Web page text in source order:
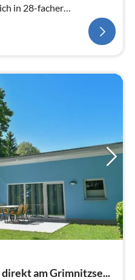
in 28-facher
am Grimnitzse...